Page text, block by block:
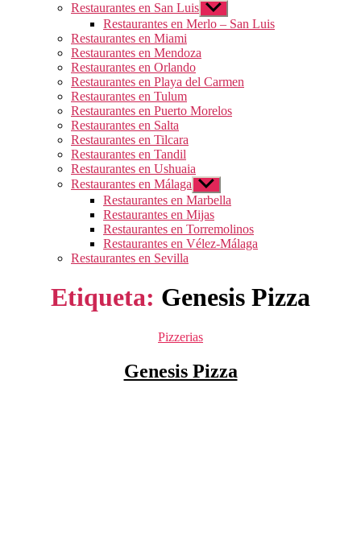
Restaurantes en San Luis Mostrar
el
submenú
Restaurantes en Merlo – San Luis
Restaurantes en Miami
Restaurantes en Mendoza
Restaurantes en Orlando
Restaurantes en Playa del Carmen
Restaurantes en Tulum
Restaurantes en Puerto Morelos
Restaurantes en Salta
Restaurantes en Tilcara
Restaurantes en Tandil
Restaurantes en Ushuaia
Restaurantes en Málaga Mostrar
el
submenú
Restaurantes en Marbella
Restaurantes en Mijas
Restaurantes en Torremolinos
Restaurantes en Vélez-Málaga
Restaurantes en Sevilla
Etiqueta: Genesis Pizza
Categorías
Pizzerias
Genesis Pizza